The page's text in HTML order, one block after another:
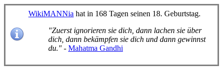
WikiMANNia hat in 168 Tagen seinen 18. Geburtstag.
"Zuerst ignorieren sie dich, dann lachen sie über
dich, dann bekämpfen sie dich und dann gewinnst
du." - Mahatma Gandhi